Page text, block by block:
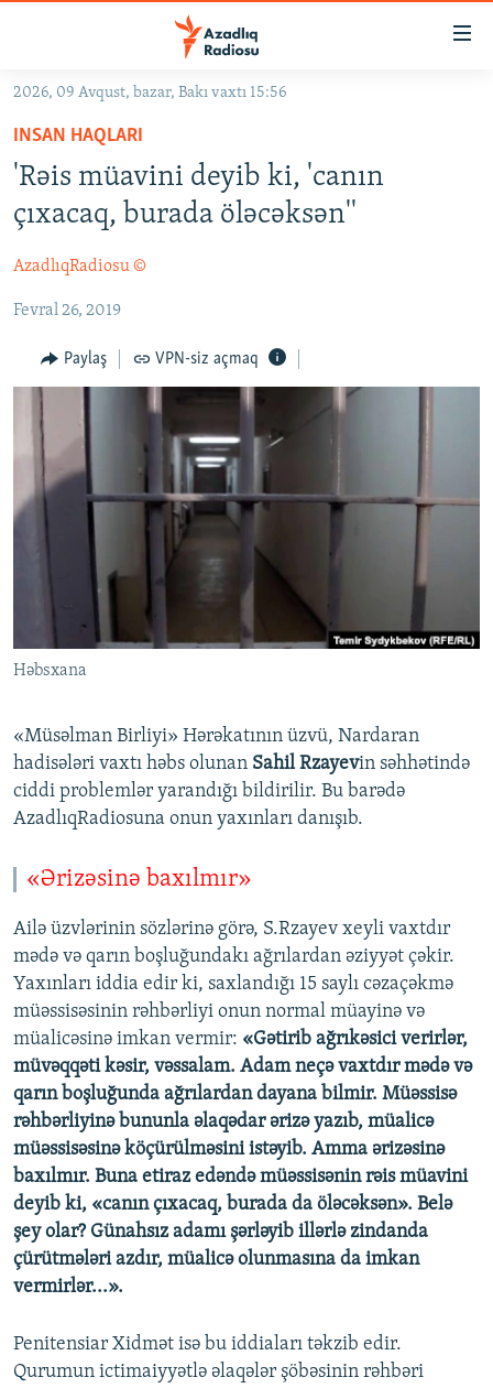
Əsas
qayıt
Əsas
qayıt
Axtarışa
KORRUPSIOMETR
#ƏSLINDƏ
FƏRQƏ BAX
QANUNI DOĞRU
ARAŞDIRMA
MULTIMEDIA
VIDEO
FOTOQALEREYA
RADIO ARXIV
OXU ZALI
AZƏRBAYCAN ƏDƏBIYYATI KITABXANASI
İSLAM VƏ DEMOKRATIYA
İZ - MƏDƏNIYYƏT PROQRAMI
HAQQIMIZDA
PEŞƏ ETIKASI VƏ JURNALISTIKA STANDARTLARIMIZ
MATERIALLARIMIZDAN ISTIFADƏ
AZADLIQRADIOSU MOBIL TELEFONUNUZDA
BIZIMLƏ ƏLAQƏ
RFE/RL-in bütün saytları
2026, 09 Avqust, bazar, Bakı vaxtı 15:56
INSAN HAQLARI
'Rəis müavini deyib ki, 'canın
çıxacaq, burada öləcəksən''
AzadlıqRadiosu ©
Fevral 26, 2019
Paylaş VPN-siz açmaq
Həbsxana
«Müsəlman Birliyi» Hərəkatının üzvü, Nardaran
hadisələri vaxtı həbs olunan Sahil Rzayevin səhhətində
ciddi problemlər yarandığı bildirilir. Bu barədə
AzadlıqRadiosuna onun yaxınları danışıb.
«Ərizəsinə baxılmır»
Ailə üzvlərinin sözlərinə görə, S.Rzayev xeyli vaxtdır
mədə və qarın boşluğundakı ağrılardan əziyyət çəkir.
Yaxınları iddia edir ki, saxlandığı 15 saylı cəzaçəkmə
müəssisəsinin rəhbərliyi onun normal müayinə və
müalicəsinə imkan vermir: «Gətirib ağrıkəsici verirlər,
müvəqqəti kəsir, vəssalam. Adam neçə vaxtdır mədə və
qarın boşluğunda ağrılardan dayana bilmir. Müəssisə
rəhbərliyinə bununla əlaqədar ərizə yazıb, müalicə
müəssisəsinə köçürülməsini istəyib. Amma ərizəsinə
baxılmır. Buna etiraz edəndə müəssisənin rəis müavini
deyib ki, «canın çıxacaq, burada da öləcəksən». Belə
şey olar? Günahsız adamı şərləyib illərlə zindanda
çürütmələri azdır, müalicə olunmasına da imkan
vermirlər...».
Penitensiar Xidmət isə bu iddiaları təkzib edir.
Qurumun ictimaiyyətlə əlaqələr şöbəsinin rəhbəri